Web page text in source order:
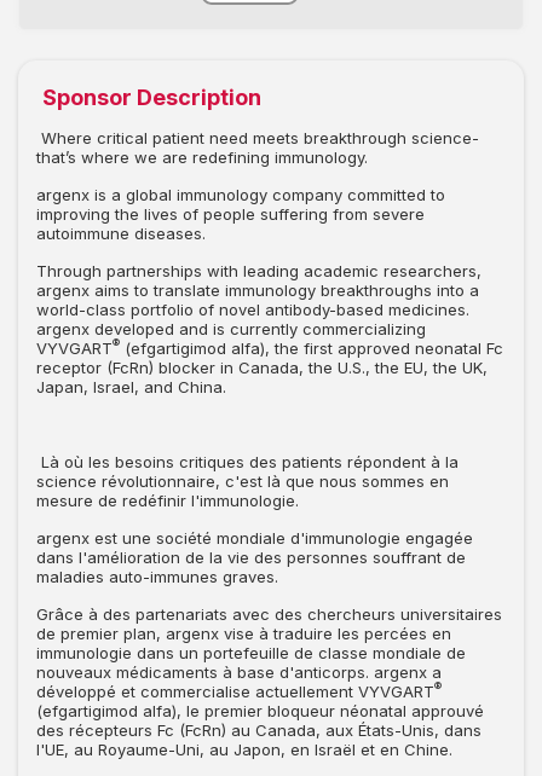
Sponsor Description
Where critical patient need meets breakthrough science-
that’s where we are redefining immunology.
argenx is a global immunology company committed to
improving the lives of people suffering from severe
autoimmune diseases.
Through partnerships with leading academic researchers,
argenx aims to translate immunology breakthroughs into a
world-class portfolio of novel antibody-based medicines.
argenx developed and is currently commercializing
VYVGART® (efgartigimod alfa), the first approved neonatal Fc
receptor (FcRn) blocker in Canada, the U.S., the EU, the UK,
Japan, Israel, and China.
Là où les besoins critiques des patients répondent à la
science révolutionnaire, c'est là que nous sommes en
mesure de redéfinir l'immunologie.
argenx est une société mondiale d'immunologie engagée
dans l'amélioration de la vie des personnes souffrant de
maladies auto-immunes graves.
Grâce à des partenariats avec des chercheurs universitaires
de premier plan, argenx vise à traduire les percées en
immunologie dans un portefeuille de classe mondiale de
nouveaux médicaments à base d'anticorps. argenx a
développé et commercialise actuellement VYVGART®
(efgartigimod alfa), le premier bloqueur néonatal approuvé
des récepteurs Fc (FcRn) au Canada, aux États-Unis, dans
l'UE, au Royaume-Uni, au Japon, en Israël et en Chine.